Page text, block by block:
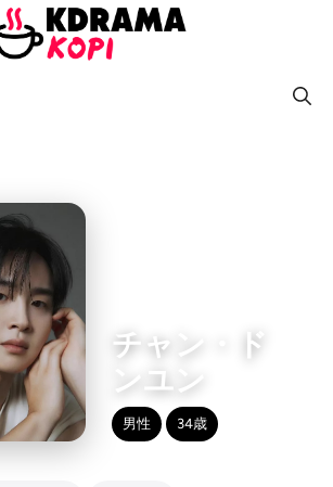
チャン・ド
ンユン
男性 34歳